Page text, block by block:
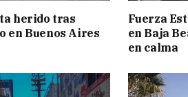
herido tras
en Buenos Aires
Fuerza
en Baja
en calma